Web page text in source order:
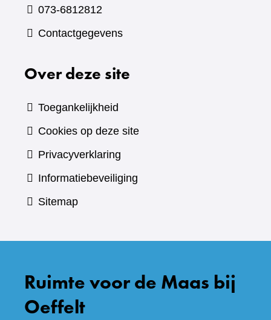
073-6812812
Contactgegevens
Over deze site
Toegankelijkheid
Cookies op deze site
Privacyverklaring
Informatiebeveiliging
Sitemap
Ruimte voor de Maas bij
Oeffelt